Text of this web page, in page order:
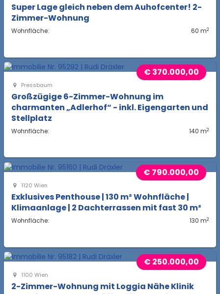
Super Lage gleich neben dem Auhofcenter! 2-
Zimmer-Wohnung
Wohnfläche: 60 m2
€ 370.000,00
Pressbaum
Großzügige 6-Zimmer-Wohnung im
charmanten „Adlerhof“ - inkl. Eigengarten und
Stellplatz
Wohnfläche: 140 m2
€ 790.000,00
1120 Wien
Exklusives Penthouse | 130 m² Wohnfläche |
Klimaanlage | 2 Dachterrassen mit fast 30 m²
Wohnfläche: 130 m2
€ 250.000,00
1100 Wien
2-Zimmer-Wohnung mit Loggia Nähe Klinik